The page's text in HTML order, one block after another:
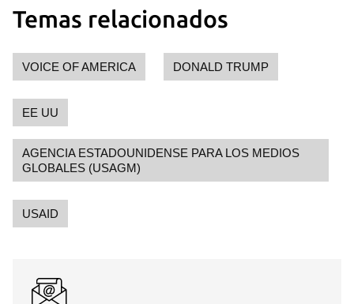
Guardar como favorito
Para poder guardar como favorito, primero has de
iniciar sesión con tu cuenta de 14ymedio.
Temas relacionados
VOICE OF AMERICA DONALD TRUMP
EE UU
AGENCIA ESTADOUNIDENSE PARA LOS MEDIOS
GLOBALES (USAGM)
USAID